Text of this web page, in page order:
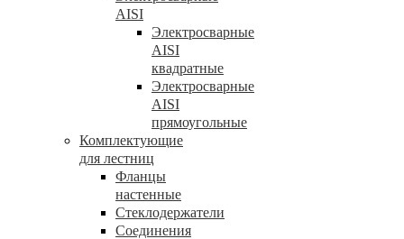
AISI
Электросварные
AISI
квадратные
Электросварные
AISI
прямоугольные
Комплектующие
для лестниц
Фланцы
настенные
Стеклодержатели
Соединения